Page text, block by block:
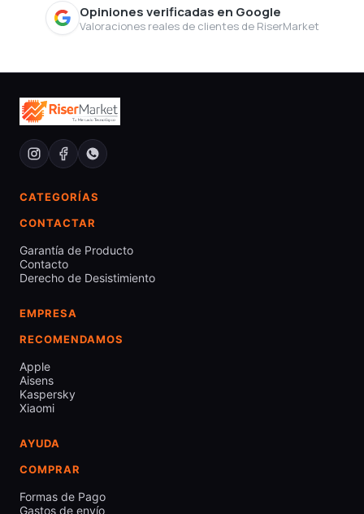
Opiniones verificadas en Google
Valoraciones reales de clientes de RiserMarket
CATEGORÍAS
CONTACTAR
Garantía de Producto
Contacto
Derecho de Desistimiento
EMPRESA
RECOMENDAMOS
Apple
Aisens
Kaspersky
Xiaomi
AYUDA
COMPRAR
Formas de Pago
Gastos de envío